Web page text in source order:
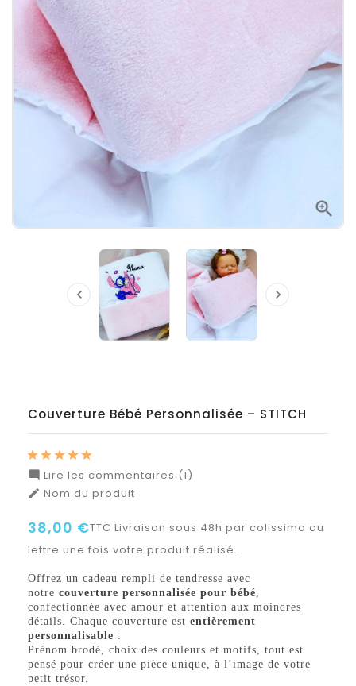

 
Couverture Bébé Personnalisée – STITCH
 Lire les commentaires (1)
 Nom du produit
38,00 €TTC Livraison sous 48h par colissimo ou
lettre une fois votre produit réalisé.
Offrez un cadeau rempli de tendresse avec
notre couverture personnalisée pour bébé
confectionnée avec amour et attention aux moindres
détails. Chaque couverture est entièrement
personnalisable :
Prénom brodé, choix des couleurs et motifs, tout est
pensé pour créer une pièce unique, à l’image de votre
petit trésor.